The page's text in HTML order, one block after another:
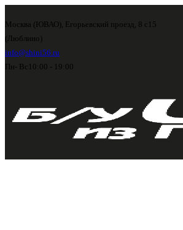
Москва (ЮВАО), Егорьевский проезд, 8 с15
(Люблино)
info@shini56.ru
Пн- Вс 10:00 - 19:00